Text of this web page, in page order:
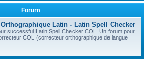
Forum
Latin - Latin Spell Checker
successful Latin Spell Checker COL. Un forum pour
COL (correcteur orthographique de langue